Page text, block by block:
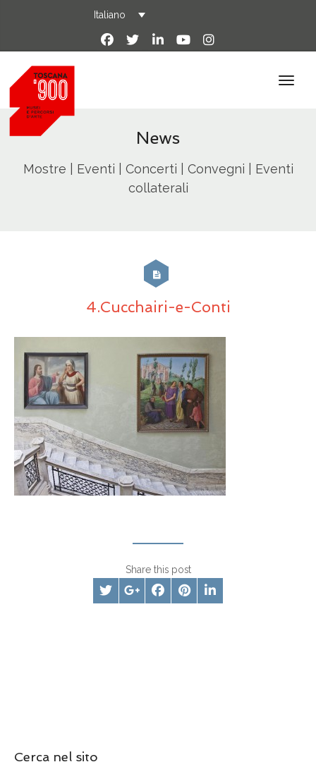
Italiano
News
Mostre | Eventi | Concerti | Convegni | Eventi
collaterali
4.Cucchairi-e-Conti
Share this post
Cerca nel sito